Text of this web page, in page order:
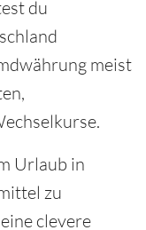
du
meist
Urlaub in
zu
clevere